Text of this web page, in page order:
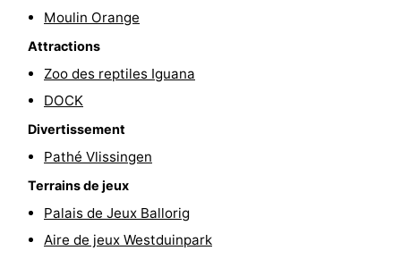
Faire
vélo
Randonnée
Équitation
Terrains
golf
Peche
Sportive
Equitation
Conduite
Moulin Orange
Attractions
Zoo des reptiles Iguana
DOCK
Divertissement
Pathé Vlissingen
Terrains de jeux
Palais de Jeux Ballorig
Aire de jeux Westduinpark